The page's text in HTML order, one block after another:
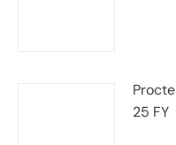
25 FY